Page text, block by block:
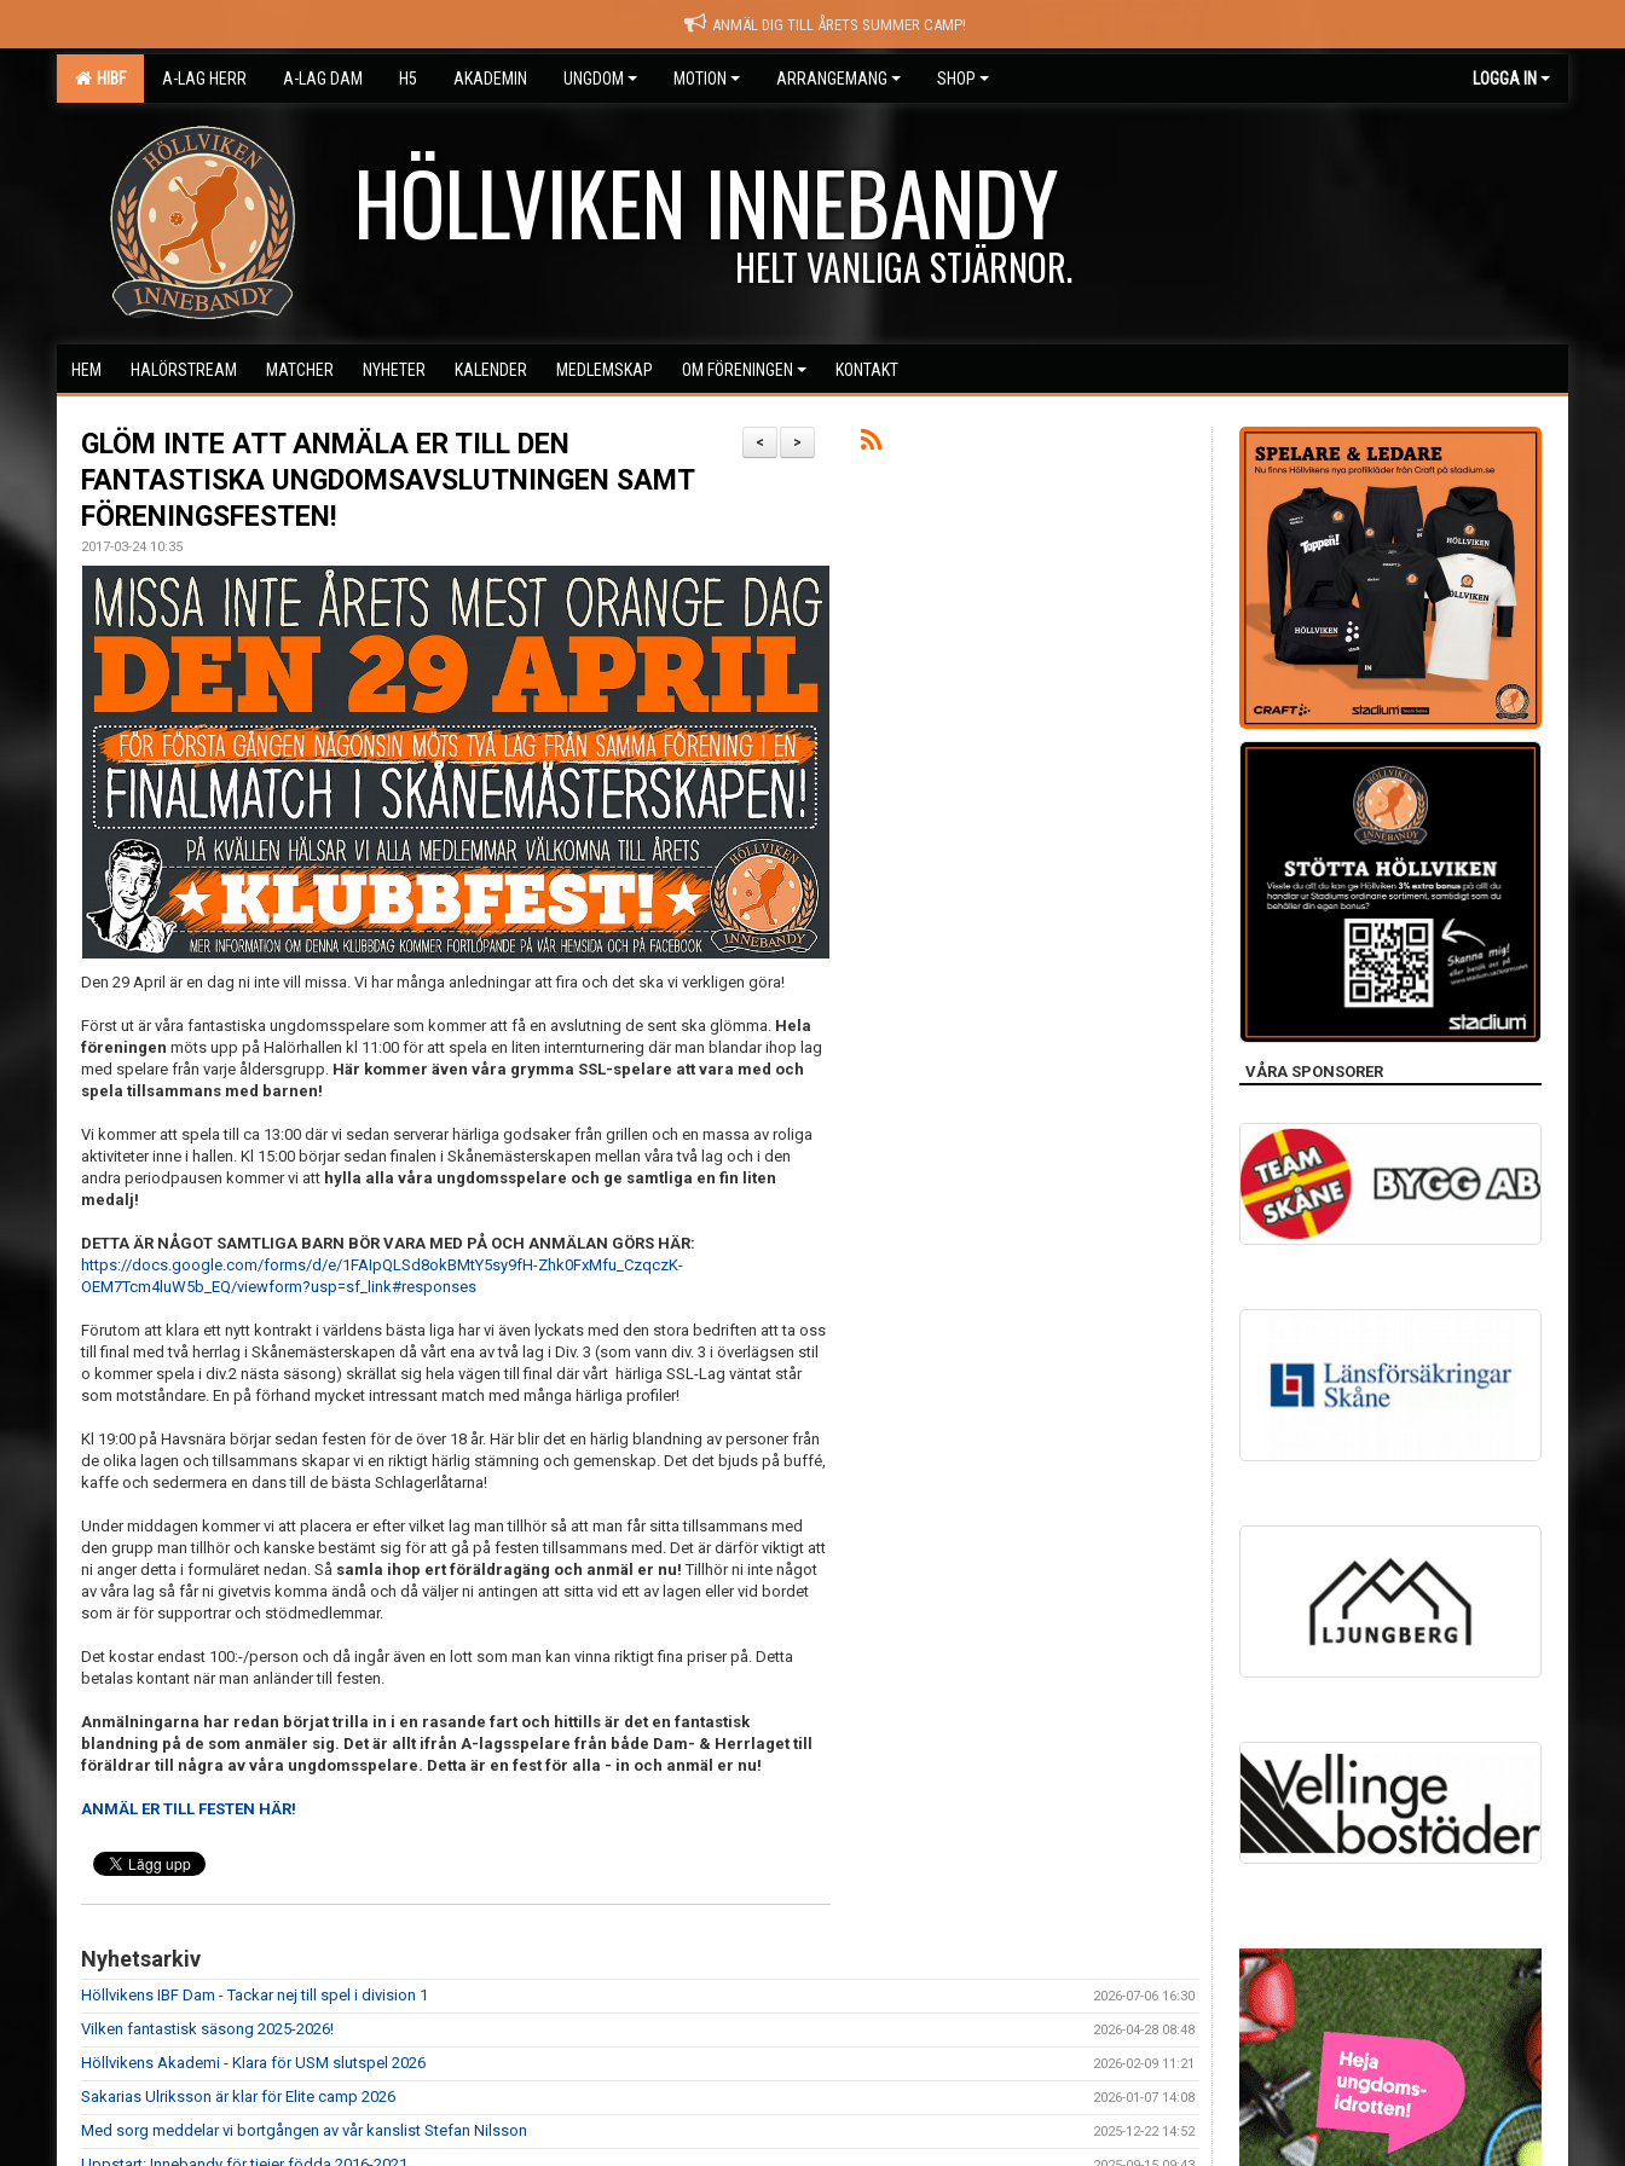
ANMÄL DIG TILL ÅRETS SUMMER CAMP!
HIBF A-LAG HERR A-LAG DAM H5 AKADEMIN UNGDOM MOTION ARRANGEMANG SHOP LOGGA IN
HÖLLVIKEN INNEBANDY
HELT VANLIGA STJÄRNOR.
HEM HALÖRSTREAM MATCHER NYHETER KALENDER MEDLEMSKAP OM FÖRENINGEN KONTAKT
>
<
GLÖM INTE ATT ANMÄLA ER TILL DEN
FANTASTISKA UNGDOMSAVSLUTNINGEN SAMT
FÖRENINGSFESTEN!
2017-03-24 10:35
Den 29 April är en dag ni inte vill missa. Vi har många anledningar att fira och det ska vi verkligen göra!
Först ut är våra fantastiska ungdomsspelare som kommer att få en avslutning de sent ska glömma. Hela
föreningen möts upp på Halörhallen kl 11:00 för att spela en liten internturnering där man blandar ihop lag
med spelare från varje åldersgrupp. Här kommer även våra grymma SSL-spelare att vara med och
spela tillsammans med barnen!
Vi kommer att spela till ca 13:00 där vi sedan serverar härliga godsaker från grillen och en massa av roliga
aktiviteter inne i hallen. Kl 15:00 börjar sedan finalen i Skånemästerskapen mellan våra två lag och i den
andra periodpausen kommer vi att hylla alla våra ungdomsspelare och ge samtliga en fin liten
medalj!
DETTA ÄR NÅGOT SAMTLIGA BARN BÖR VARA MED PÅ OCH ANMÄLAN GÖRS HÄR:
https://docs.google.com/forms/d/e/1FAIpQLSd8okBMtY5sy9fH-Zhk0FxMfu_CzqczK-
OEM7Tcm4luW5b_EQ/viewform?usp=sf_link#responses
Förutom att klara ett nytt kontrakt i världens bästa liga har vi även lyckats med den stora bedriften att ta oss
till final med två herrlag i Skånemästerskapen då vårt ena av två lag i Div. 3 (som vann div. 3 i överlägsen stil
o kommer spela i div.2 nästa säsong) skrällat sig hela vägen till final där vårt härliga SSL-Lag väntat står
som motståndare. En på förhand mycket intressant match med många härliga profiler!
Kl 19:00 på Havsnära börjar sedan festen för de över 18 år. Här blir det en härlig blandning av personer från
de olika lagen och tillsammans skapar vi en riktigt härlig stämning och gemenskap. Det det bjuds på buffé,
kaffe och sedermera en dans till de bästa Schlagerlåtarna!
Under middagen kommer vi att placera er efter vilket lag man tillhör så att man får sitta tillsammans med
den grupp man tillhör och kanske bestämt sig för att gå på festen tillsammans med. Det är därför viktigt att
ni anger detta i formuläret nedan. Så samla ihop ert föräldragäng och anmäl er nu! Tillhör ni inte något
av våra lag så får ni givetvis komma ändå och då väljer ni antingen att sitta vid ett av lagen eller vid bordet
som är för supportrar och stödmedlemmar.
Det kostar endast 100:-/person och då ingår även en lott som man kan vinna riktigt fina priser på. Detta
betalas kontant när man anländer till festen.
Anmälningarna har redan börjat trilla in i en rasande fart och hittills är det en fantastisk
blandning på de som anmäler sig. Det är allt ifrån A-lagsspelare från både Dam- & Herrlaget till
föräldrar till några av våra ungdomsspelare. Detta är en fest för alla - in och anmäl er nu!
ANMÄL ER TILL FESTEN HÄR!
Nyhetsarkiv
Höllvikens IBF Dam - Tackar nej till spel i division 1 2026-07-06 16:30
Vilken fantastisk säsong 2025-2026! 2026-04-28 08:48
Höllvikens Akademi - Klara för USM slutspel 2026 2026-02-09 11:21
Sakarias Ulriksson är klar för Elite camp 2026 2026-01-07 14:08
Med sorg meddelar vi bortgången av vår kanslist Stefan Nilsson 2025-12-22 14:52
VÅRA SPONSORER